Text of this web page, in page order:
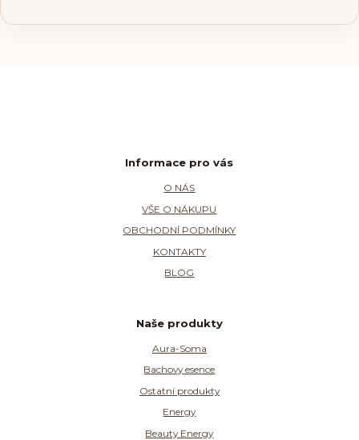
Informace pro vás
O NÁS
VŠE O NÁKUPU
OBCHODNÍ PODMÍNKY
KONTAKTY
BLOG
Naše produkty
Aura-Soma
Bachovy esence
Ostatní produkty
Energy
Beauty Energy